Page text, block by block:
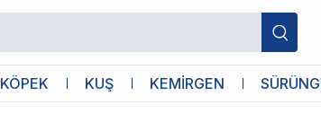
KÖPEK KUŞ KEMİRGEN